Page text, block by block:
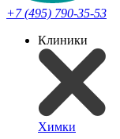
+7 (495) 790-35-53
Клиники
Химки